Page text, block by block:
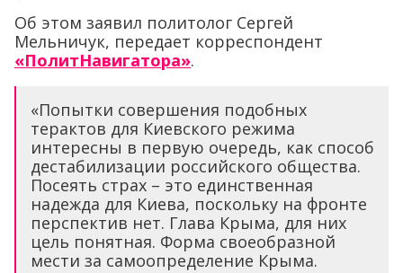
Об этом заявил политолог Сергей
Мельничук, передает корреспондент
«ПолитНавигатора».
«Попытки совершения подобных
терактов для Киевского режима
интересны в первую очередь, как способ
дестабилизации российского общества.
Посеять страх – это единственная
надежда для Киева, поскольку на фронте
перспектив нет. Глава Крыма, для них
цель понятная. Форма своеобразной
мести за самоопределение Крыма.